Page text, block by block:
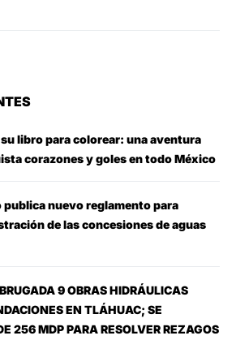
libro para colorear: una aventura
corazones y goles en todo México
publica nuevo reglamento para
de las concesiones de aguas
9 OBRAS HIDRÁULICAS
EN TLÁHUAC; SE
256 MDP PARA RESOLVER REZAGOS